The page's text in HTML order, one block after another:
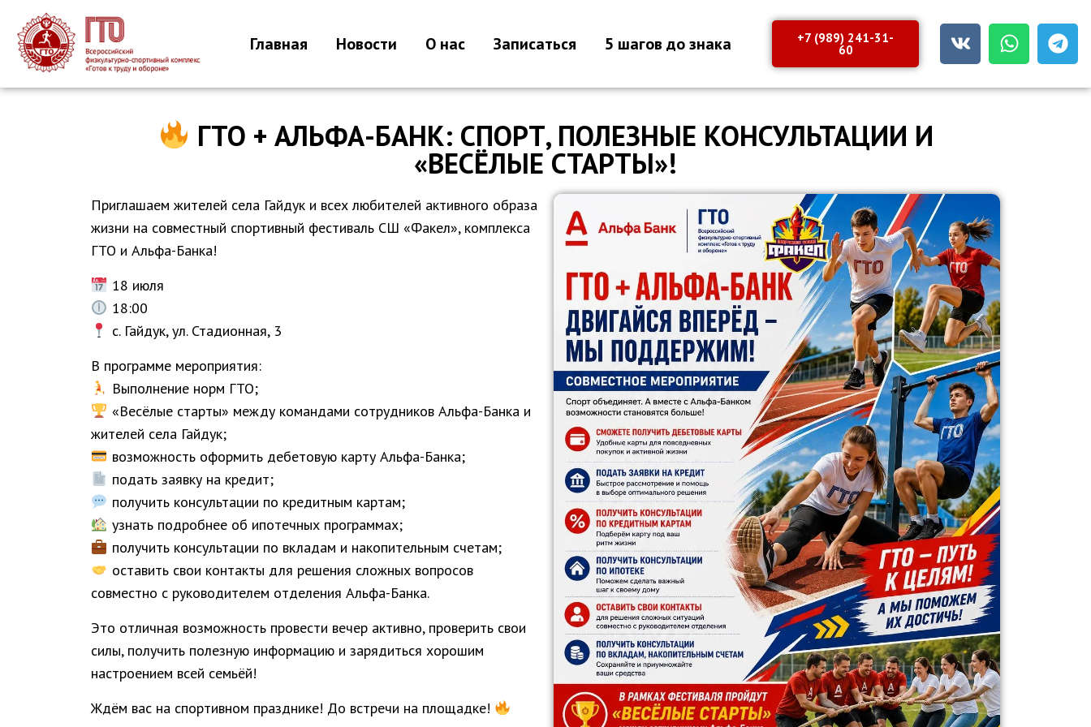
Главная Новости О нас Записаться 5 шагов до знака +7 (989) 241-31-
60
ГТО + АЛЬФА-БАНК: СПОРТ, ПОЛЕЗНЫЕ КОНСУЛЬТАЦИИ И
«ВЕСЁЛЫЕ СТАРТЫ»!
Приглашаем жителей села Гайдук и всех любителей активного образа
жизни на совместный спортивный фестиваль СШ «Факел», комплекса
ГТО и Альфа-Банка!
18 июля
18:00
с. Гайдук, ул. Стадионная, 3
В программе мероприятия:
Выполнение норм ГТО;
«Весёлые старты» между командами сотрудников Альфа-Банка и
жителей села Гайдук;
возможность оформить дебетовую карту Альфа-Банка;
подать заявку на кредит;
получить консультации по кредитным картам;
узнать подробнее об ипотечных программах;
получить консультации по вкладам и накопительным счетам;
оставить свои контакты для решения сложных вопросов
совместно с руководителем отделения Альфа-Банка.
Это отличная возможность провести вечер активно, проверить свои
силы, получить полезную информацию и зарядиться хорошим
настроением всей семьёй!
Ждём вас на спортивном празднике! До встречи на площадке!